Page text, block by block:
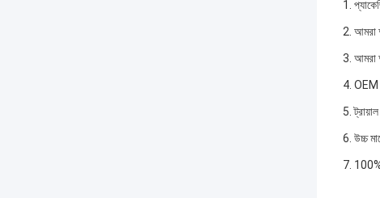
1.
2. আমরা
3. আমরা
4. OEM
5.
6. উচ্চ
7. 100%